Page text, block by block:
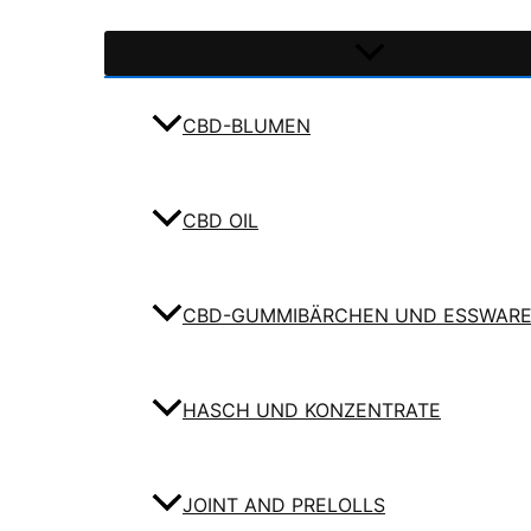
CBD-BLUMEN
CBD OIL
CBD-GUMMIBÄRCHEN UND
HASCH UND KONZENTRATE
JOINT AND PRELOLLS